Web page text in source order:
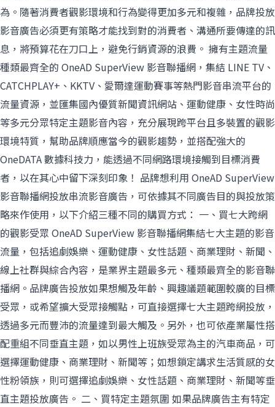
為。隨著消費者觀影環境和行為變得更加多元和複雜，品牌投放
影音廣告必須更有策略才能找到對的消費者、溝通所要傳達的訊
息，將預算花在刀口上，避免行銷資源的浪費。 擁有主題流量
種類最齊全的 OneAD SuperView 影音聯播網，集結 LINE TV、
CATCHPLAY+、KKTV、愛爾達運動賽事等熱門影音串流平台的
流量資源，並匯集國內優質新聞資訊網站、運動健康、女性時尚
等多元分眾特定主題影音內容，充分展現跨平台且多裝置的觀影
環境特質，幫助品牌順應當今的觀影趨勢，並搭配強大的
OneDATA 數據科技力，能透過不同網路環境接觸到目標消費
者，以在其心中留下深刻印象！ 品牌想利用 OneAD SuperView
影音聯播網投放串流影音廣告，可依據其不同廣告目的與投放策
略來作使用，以下介紹三種不同的購買方式： 一、買七大跨網
的觀影受眾 OneAD SuperView 影音聯播網集結七大主題的影音
流量，包括追劇娛樂、運動健康、女性話題、商業理財、新聞、
線上社群與綜合內容，是業界主題最多元、種類最齊全的影音聯
播網。品牌廣告投放如果想觸及年齡、興趣議題範圍較廣的目標
受眾，或希望擴大受眾接觸點，可直接選擇七大主題跨網投放，
透過多元而豐沛的流量達到最大觸及。另外，也可依產業屬性搭
配重組不同垂直主題，如以男性上班族受眾為主的汽車商品，可
選擇運動健康、商業理財、新聞等；如想鎖定講求生活質感的女
性粉領族，則可選擇追劇娛樂、女性話題、商業理財、新聞等垂
直主題投放廣告。 二、買特定主題氛圍 如果品牌廣告主有特定